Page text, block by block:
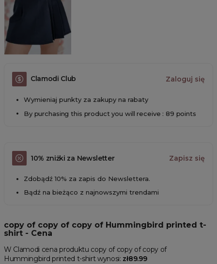
Clamodi Club Zaloguj się
Wymieniaj punkty za zakupy na rabaty
By purchasing this product you will receive : 89 points
10% zniżki za Newsletter Zapisz się
Zdobądź 10% za zapis do Newslettera.
Bądź na bieżąco z najnowszymi trendami
copy of copy of copy of Hummingbird printed t-
shirt - Cena
W Clamodi cena produktu copy of copy of copy of
Hummingbird printed t-shirt wynosi: zł89.99